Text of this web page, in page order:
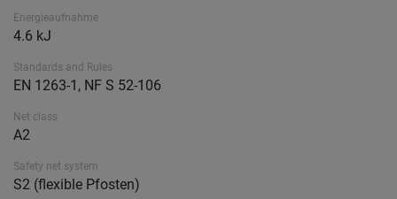
Energieaufnahme
4.6 kJ
Standards and Rules
EN 1263-1, NF S 52-106
Net class
A2
Safety net system
S2 (flexible Pfosten)